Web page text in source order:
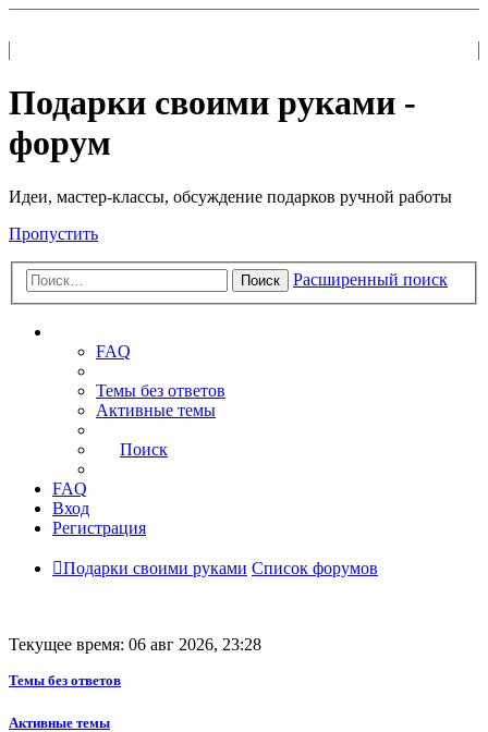
Подарки своими руками -
форум
Идеи, мастер-классы, обсуждение подарков ручной работы
Пропустить
Поиск Расширенный поиск
FAQ
Темы без ответов
Активные темы
Поиск
FAQ
Вход
Регистрация
Подарки своими руками Список форумов
Текущее время: 06 авг 2026, 23:28
Темы без ответов
Активные темы